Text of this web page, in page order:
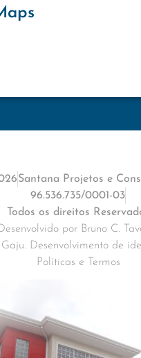
Santana Projetos e
96.536.735/0001-03
Todos os direitos
por Bruno C.
Gaju. Desenvolvimento de
Políticas e Termos